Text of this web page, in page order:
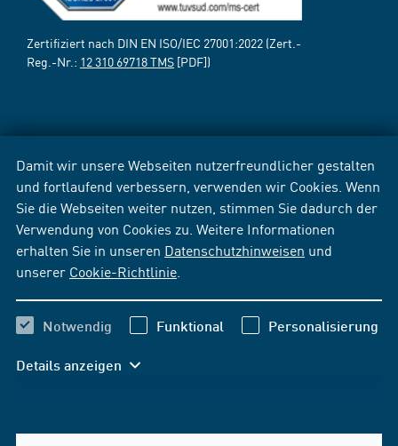
Damit wir unsere Webseiten nutzerfreundlicher gestalten
und fortlaufend verbessern, verwenden wir Cookies. Wenn
Sie die Webseiten weiter nutzen, stimmen Sie dadurch der
Verwendung von Cookies zu. Weitere Informationen
erhalten Sie in unseren Datenschutzhinweisen und
unserer Cookie-Richtlinie
Notwendig Funktional Personalisierung
Details anzeigen
Zertifiziert nach DIN EN ISO/IEC 27001:2022 (Zert.-
Reg.-Nr.: 12 310 69718 TMS [PDF])